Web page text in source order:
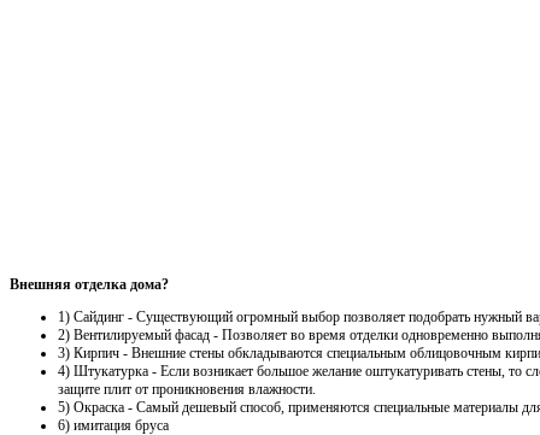
Внешняя отделка дома?
1) Сайдинг - Существующий огромный выбор позволяет подобрать нужный
2) Вентилируемый фасад - Позволяет во время отделки одновременно
3) Кирпич - Внешние стены обкладываются специальным облицовочным
4) Штукатурка - Если возникает большое желание оштукатуривать стены, то
защите плит от проникновения влажности.
5) Окраска - Самый дешевый способ, применяются специальные материалы
6) имитация бруса